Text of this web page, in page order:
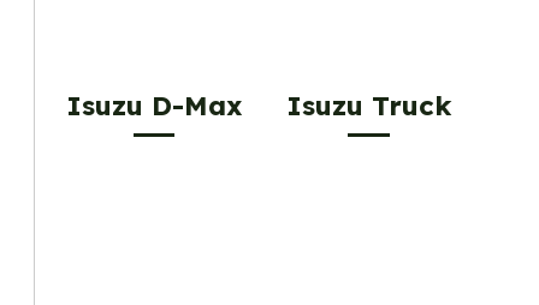
Isuzu D-Max Isuzu Truck